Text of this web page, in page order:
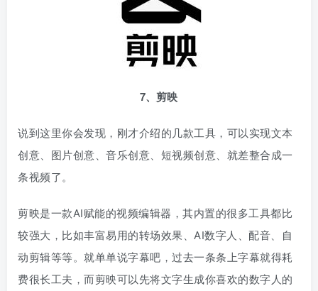
7、 剪映
说到这里你会发现，刚才介绍的几款工具，可以实现文本
创意、图片创意、音乐创意、短视频创意、就差整合成一
条视频了。
剪映是一款AI赋能的视频编辑器，其内置的很多工具都比
较强大，比如丰富易用的转场效果、AI数字人、配音、自
动剪辑等等。就单单说字幕吧，过去一条条上字幕就得耗
费很长工夫，而剪映可以先将文字生成你喜欢的数字人的